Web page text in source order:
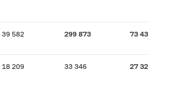
39 582 299 873 73 434
18 209 33 346 27 324